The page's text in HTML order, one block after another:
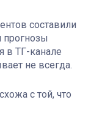
составили
прогнозы
в ТГ-канале
не всегда.
с той, что